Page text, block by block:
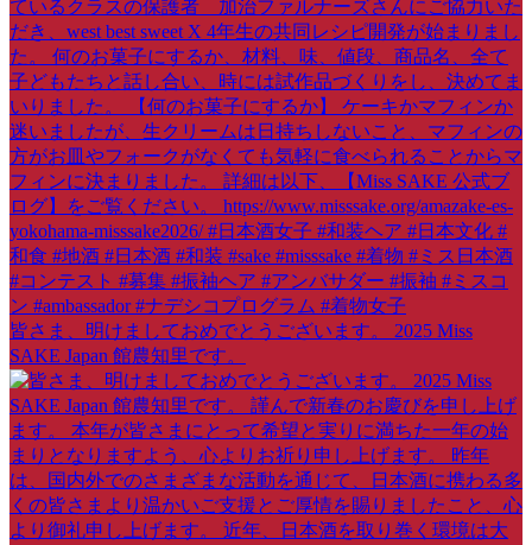
皆さま、明けましておめでとうございます。 2025 Miss
SAKE Japan 館農知里です。